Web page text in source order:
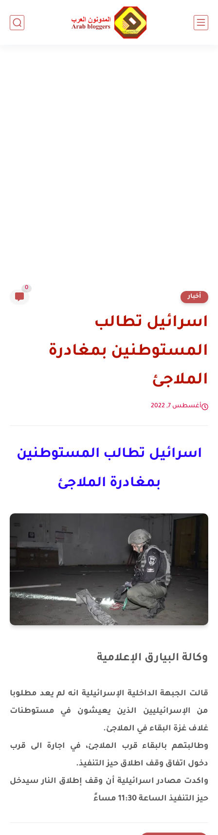
أخبار
0
اسرائيل تطالب
المستوطنين بمغادرة
الملاجئ
أغسطس 7, 2022
اسرائيل تطالب المستوطنين
بمغادرة الملاجئ
وكالة البيارق الإعلامية
قالت الجبهة الداخلية الإسرائيلية انه لم يعد مطلوبا
من الإسرائيليين الذين يعيشون في مستوطنات
غلاف غزة البقاء في الملاجئ.
وطالبتهم بالبقاء قرب الملاجئ، في اجارة الى قرب
دخول اتفاق وقف اطلاق حيز التنفيذ.
واكدت مصادر اسرائيلية أن وقف إطلاق النار سيدخل
حيز التنفيذ الساعة 11:30 مساءً